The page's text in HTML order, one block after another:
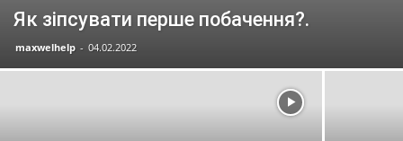
Як зіпсувати перше побачення?.
maxwelhelp - 04.02.2022